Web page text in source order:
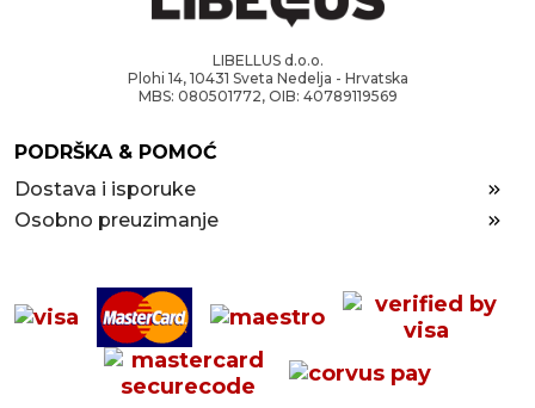
LIBELLUS d.o.o.
Plohi 14, 10431 Sveta Nedelja - Hrvatska
MBS: 080501772, OIB: 40789119569
PODRŠKA & POMOĆ
Dostava i isporuke
Osobno preuzimanje